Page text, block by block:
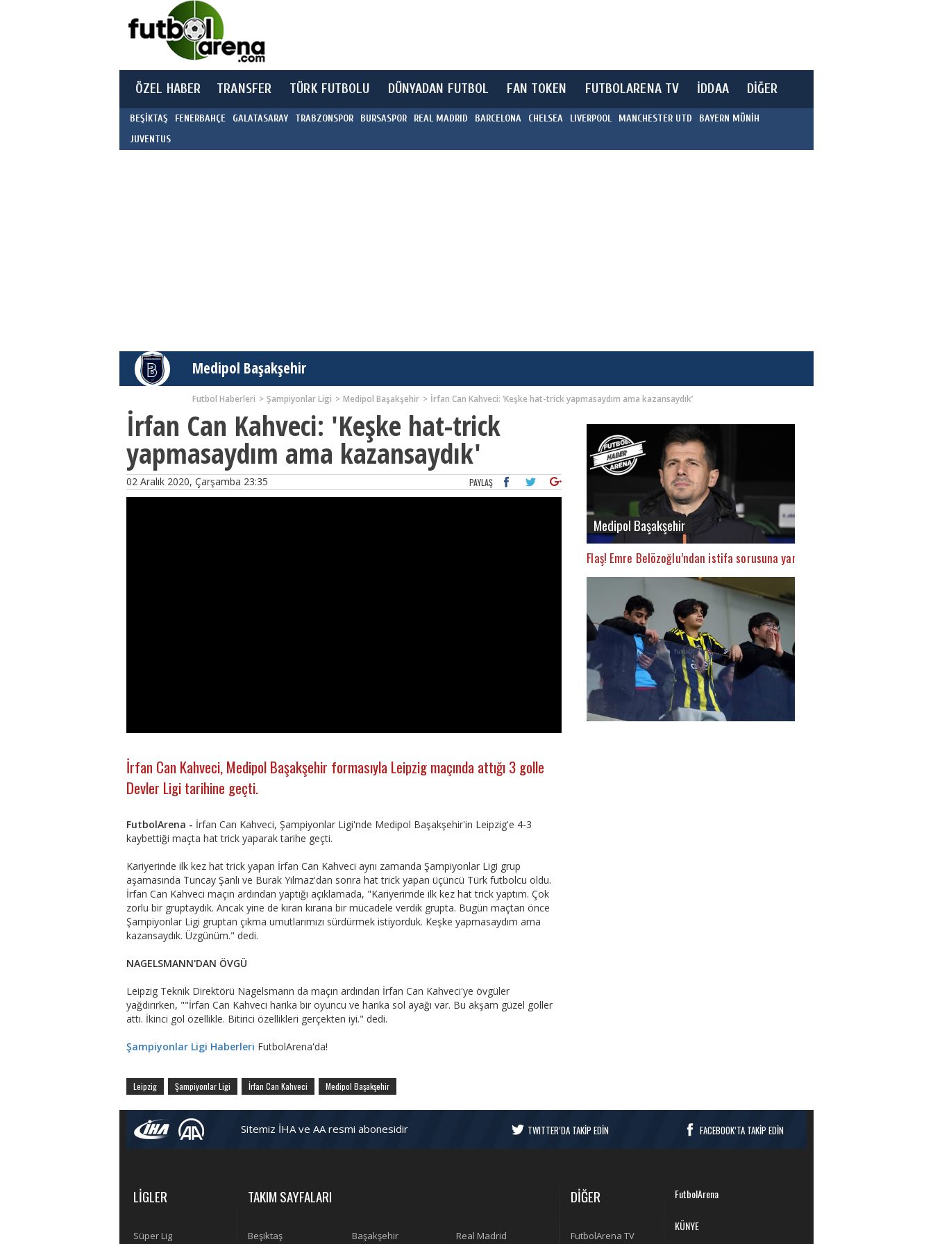
ÖZEL HABER TRANSFER TÜRK FUTBOLU DÜNYADAN FUTBOL FAN TOKEN FUTBOLARENA TV İDDAA DİĞER
BEŞİKTAŞ FENERBAHÇE GALATASARAY TRABZONSPOR BURSASPOR REAL MADRID BARCELONA CHELSEA LIVERPOOL MANCHESTER UTD
BAYERN MÜNİH
JUVENTUS
Medipol Başakşehir
Futbol Haberleri Şampiyonlar Ligi Medipol Başakşehir İrfan Can Kahveci: ’Keşke hat-trick yapmasaydım ama kazansaydık’
İrfan Can Kahveci: 'Keşke hat-trick
yapmasaydım ama kazansaydık'
02 Aralık 2020, Çarşamba 23:35 PAYLAŞ
İrfan Can Kahveci, Medipol Başakşehir formasıyla Leipzig maçında attığı 3 golle
Devler Ligi tarihine geçti.
FutbolArena - İrfan Can Kahveci, Şampiyonlar Ligi'nde Medipol Başakşehir'in Leipzig'e 4-3
kaybettiği maçta hat trick yaparak tarihe geçti.
Kariyerinde ilk kez hat trick yapan İrfan Can Kahveci aynı zamanda Şampiyonlar Ligi grup
aşamasında Tuncay Şanlı ve Burak Yılmaz'dan sonra hat trick yapan üçüncü Türk futbolcu oldu.
İrfan Can Kahveci maçın ardından yaptığı açıklamada, "Kariyerimde ilk kez hat trick yaptım. Çok
zorlu bir gruptaydık. Ancak yine de kıran kırana bir mücadele verdik grupta. Bugün maçtan önce
Şampiyonlar Ligi gruptan çıkma umutlarımızı sürdürmek istiyorduk. Keşke yapmasaydım ama
kazansaydık. Üzgünüm." dedi.
NAGELSMANN'DAN ÖVGÜ
Leipzig Teknik Direktörü Nagelsmann da maçın ardından İrfan Can Kahveci'ye övgüler
yağdırırken, ""İrfan Can Kahveci harika bir oyuncu ve harika sol ayağı var. Bu akşam güzel goller
attı. İkinci gol özellikle. Bitirici özellikleri gerçekten iyi." dedi.
Şampiyonlar Ligi Haberleri FutbolArena'da!
Leipzig Şampiyonlar Ligi İrfan Can Kahveci Medipol Başakşehir
Medipol Başakşehir
Flaş! Emre Belözoğlu’ndan istifa sorusuna yanıt
Sitemiz İHA ve AA resmi abonesidir TWITTER’DA TAKİP EDİN FACEBOOK’TA TAKİP EDİN
LİGLER
Süper Lig
TAKIM SAYFALARI
Beşiktaş Başakşehir Real Madrid
DİĞER
FutbolArena TV
FutbolArena
KÜNYE